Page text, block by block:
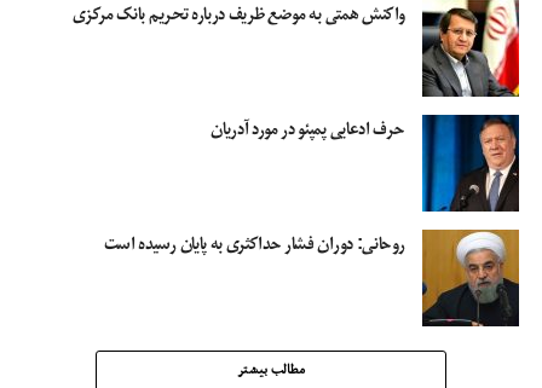
واکنش همتی به موضع ظریف درباره تحریم بانک مرکزی
حرف ادعایی پمپئو در مورد آدریان
روحانی: دوران فشار حداکثری به پایان رسیده است
مطالب بیشتر